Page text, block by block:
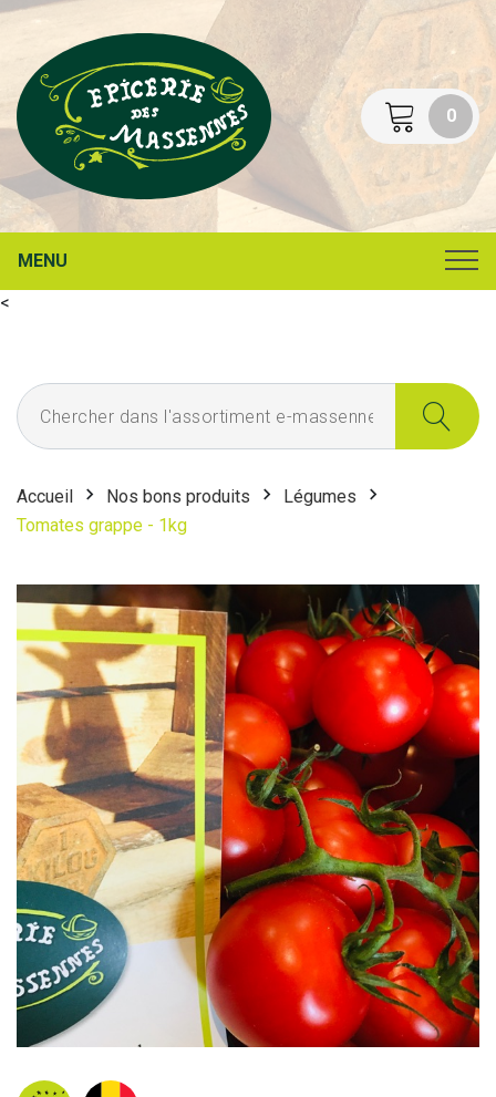
0
MENU
<
Chercher dans l'assortiment e-massennes
Accueil Nos bons produits
Légumes
Tomates grappe - 1kg